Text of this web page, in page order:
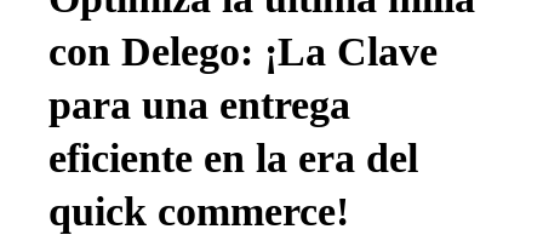
con Delego: ¡La Clave
para una entrega
eficiente en la era del
quick commerce!